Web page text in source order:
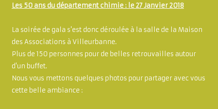
Les 50 ans du département chimie : le 27 Janvier 2018
La soirée de gala s'est donc déroulée à la salle de la Maison
des Associations à Villeurbanne.
Plus de 150 personnes pour de belles retrouvailles autour
d'un buffet.
Nous vous mettons quelques photos pour partager avec vous
cette belle ambiance :